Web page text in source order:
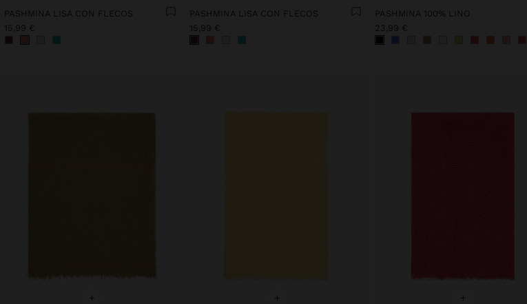
PASHMINA LISA CON FLECOS
15,99 €
PASHMINA LISA CON FLECOS
15,99 €
PASHMINA 100% LINO
23,99 €
+ + +